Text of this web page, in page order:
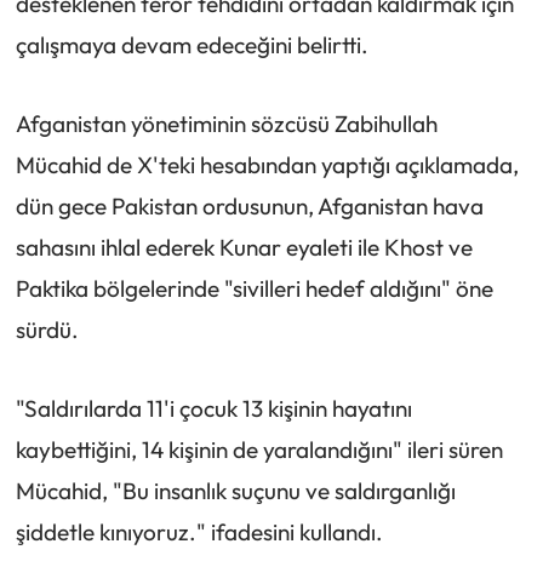
çalışmaya devam edeceğini belirtti.
Afganistan yönetiminin sözcüsü Zabihullah
Mücahid de X'teki hesabından yaptığı açıklamada,
dün gece Pakistan ordusunun, Afganistan hava
sahasını ihlal ederek Kunar eyaleti ile Khost ve
Paktika bölgelerinde "sivilleri hedef aldığını" öne
sürdü.
"Saldırılarda 11'i çocuk 13 kişinin hayatını
kaybettiğini, 14 kişinin de yaralandığını" ileri süren
Mücahid, "Bu insanlık suçunu ve saldırganlığı
şiddetle kınıyoruz." ifadesini kullandı.